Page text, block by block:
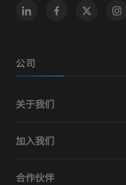
公司
关于我们
加入我们
合作伙伴